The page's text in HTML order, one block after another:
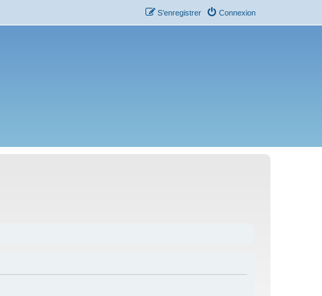
Connexion
S’enregistrer